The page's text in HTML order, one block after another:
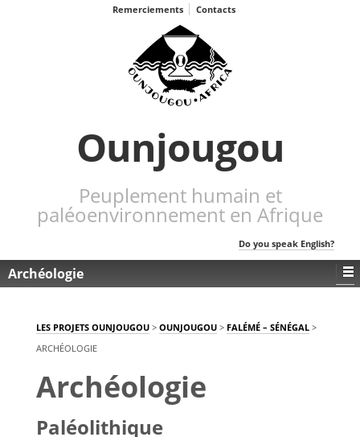
Remerciements Contacts
Ounjougou
Peuplement humain et
paléoenvironnement en Afrique
Do you speak English?
Archéologie
LES PROJETS OUNJOUGOU > OUNJOUGOU > FALÉMÉ – SÉNÉGAL >
ARCHÉOLOGIE
Archéologie
Paléolithique